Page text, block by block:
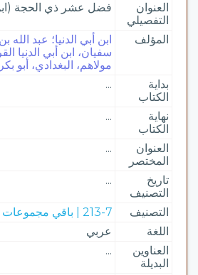
العنوان
التفصيلي
فضل عشر ذي الحجة (ابن
المؤلف
ابن أبي الدنيا؛ عبد
سفيان، ابن أبي الدنيا
مولاهم، البغدادي، أبو بكر |
بداية
الكتاب
...
نهاية
الكتاب
...
العنوان
المختصر
...
تاريخ
التصنيف
...
التصنيف
213-7 | باقي مجموعات الحديث
اللغة
عربي
العناوين
البديلة
...